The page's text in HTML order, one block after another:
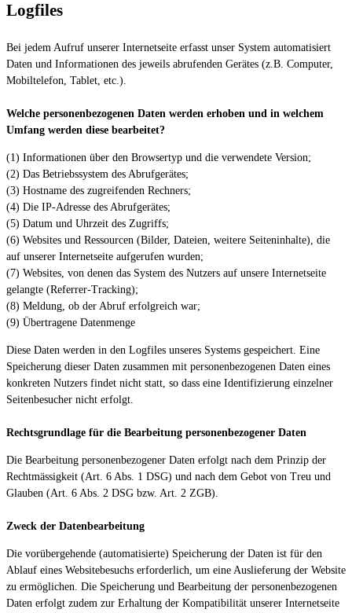
Logfiles
Bei jedem Aufruf unserer Internetseite erfasst unser System automatisiert
Daten und Informationen des jeweils abrufenden Gerätes (z.B. Computer,
Mobiltelefon, Tablet, etc.).
Welche personenbezogenen Daten werden erhoben und in welchem
Umfang werden diese bearbeitet?
(1) Informationen über den Browsertyp und die verwendete Version;
(2) Das Betriebssystem des Abrufgerätes;
(3) Hostname des zugreifenden Rechners;
(4) Die IP-Adresse des Abrufgerätes;
(5) Datum und Uhrzeit des Zugriffs;
(6) Websites und Ressourcen (Bilder, Dateien, weitere Seiteninhalte), die
auf unserer Internetseite aufgerufen wurden;
(7) Websites, von denen das System des Nutzers auf unsere Internetseite
gelangte (Referrer-Tracking);
(8) Meldung, ob der Abruf erfolgreich war;
(9) Übertragene Datenmenge
Diese Daten werden in den Logfiles unseres Systems gespeichert. Eine
Speicherung dieser Daten zusammen mit personenbezogenen Daten eines
konkreten Nutzers findet nicht statt, so dass eine Identifizierung einzelner
Seitenbesucher nicht erfolgt.
Rechtsgrundlage für die Bearbeitung personenbezogener Daten
Die Bearbeitung personenbezogener Daten erfolgt nach dem Prinzip der
Rechtmässigkeit (Art. 6 Abs. 1 DSG) und nach dem Gebot von Treu und
Glauben (Art. 6 Abs. 2 DSG bzw. Art. 2 ZGB).
Zweck der Datenbearbeitung
Die vorübergehende (automatisierte) Speicherung der Daten ist für den
Ablauf eines Websitebesuchs erforderlich, um eine Auslieferung der Website
zu ermöglichen. Die Speicherung und Bearbeitung der personenbezogenen
Daten erfolgt zudem zur Erhaltung der Kompatibilität unserer Internetseite